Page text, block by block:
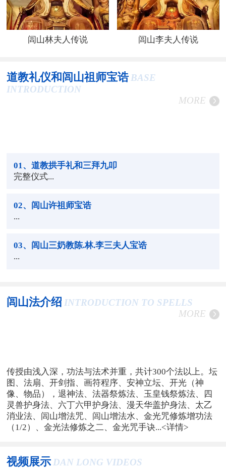
闾山林夫人传说 闾山李夫人传说
道教礼仪和闾山祖师宝诰 BASE
INTRODUCTION
MORE
01 、道教拱手礼和三拜九叩
完整仪式...
02、闾山许祖师宝诰
...
03、闾山三奶教陈.林.李三夫人宝诰
...
闾山法介绍 INTRODUCTION TO SPELLS
MORE
传授由浅入深，功法与法术并重，共计300个法以上。坛
图、法扇、开剑指、画符程序、安神立坛、开光（神
像、物品），退神法、法器祭炼法、玉皇钱祭炼法、四
灵兽护身法、六丁六甲护身法、漫天华盖护身法、太乙
消业法、闾山增法咒、闾山增法水、金光咒修炼增功法
（1/2）、金光法修炼之二、金光咒手诀...<详情>
视频展示 DAN LONG VIDEOS